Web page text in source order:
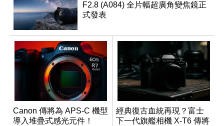
F2.8 (A084) 全片幅超廣角變焦鏡正
式發表
Canon 傳將為 APS-C 機型
導入堆疊式感光元件！
經典復古血統再現？富士
下一代旗艦相機 X-T6 傳將